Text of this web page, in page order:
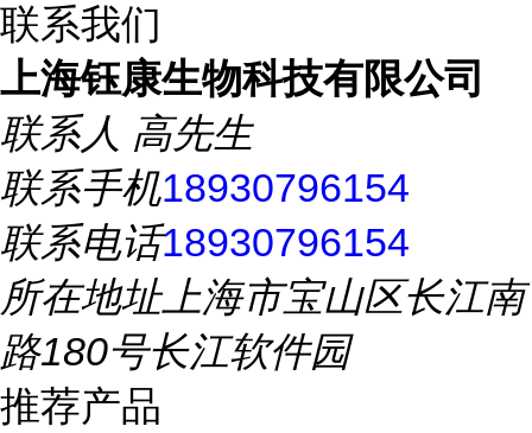
联系我们
上海钰康生物科技有限公司
联系人 高先生
联系手机18930796154
联系电话18930796154
所在地址上海市宝山区长江南
路180号长江软件园
推荐产品